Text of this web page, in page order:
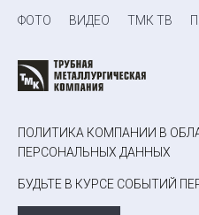
ФОТО ВИДЕО ТМК ТВ
ПОЛИТИКА КОМПАНИИ В
ПЕРСОНАЛЬНЫХ ДАННЫХ
БУДЬТЕ В КУРСЕ СОБЫТИЙ